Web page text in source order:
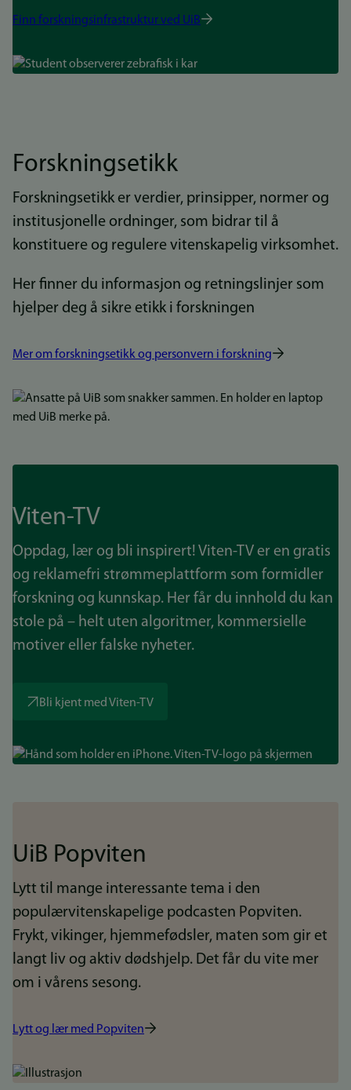
Finn forskningsinfrastruktur ved UiB
Bilde
Forskningsetikk
Forskningsetikk er verdier, prinsipper, normer og
institusjonelle ordninger, som bidrar til å
konstituere og regulere vitenskapelig virksomhet.
Her finner du informasjon og retningslinjer som
hjelper deg å sikre etikk i forskningen
Mer om forskningsetikk og personvern i forskning
Bilde
Viten-TV
Oppdag, lær og bli inspirert! Viten-TV er en gratis
og reklamefri strømmeplattform som formidler
forskning og kunnskap. Her får du innhold du kan
stole på – helt uten algoritmer, kommersielle
motiver eller falske nyheter.
Bli kjent med Viten-TV
Bilde
UiB Popviten
Lytt til mange interessante tema i den
populærvitenskapelige podcasten Popviten.
Frykt, vikinger, hjemmefødsler, maten som gir et
langt liv og aktiv dødshjelp. Det får du vite mer
om i vårens sesong.
Lytt og lær med Popviten
Bilde